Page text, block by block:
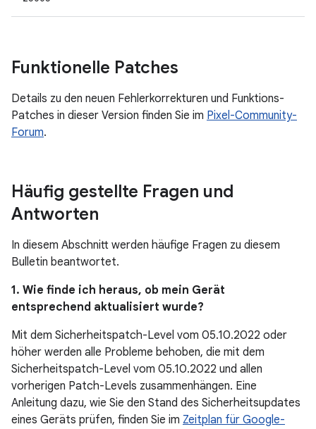
Funktionelle Patches
Details zu den neuen Fehlerkorrekturen und Funktions-
Patches in dieser Version finden Sie im Pixel-Community-
Forum.
Häufig gestellte Fragen und
Antworten
In diesem Abschnitt werden häufige Fragen zu diesem
Bulletin beantwortet.
1. Wie finde ich heraus, ob mein Gerät
entsprechend aktualisiert wurde?
Mit dem Sicherheitspatch-Level vom 05.10.2022 oder
höher werden alle Probleme behoben, die mit dem
Sicherheitspatch-Level vom 05.10.2022 und allen
vorherigen Patch-Levels zusammenhängen. Eine
Anleitung dazu, wie Sie den Stand des Sicherheitsupdates
eines Geräts prüfen, finden Sie im Zeitplan für Google-